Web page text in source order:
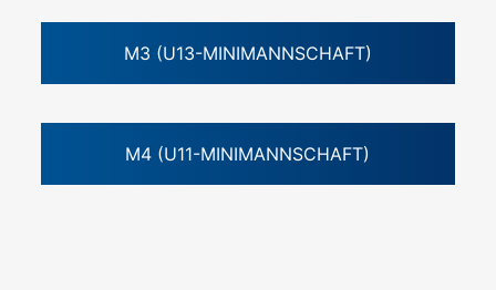
M3 (U13-MINIMANNSCHAFT)
M4 (U11-MINIMANNSCHAFT)